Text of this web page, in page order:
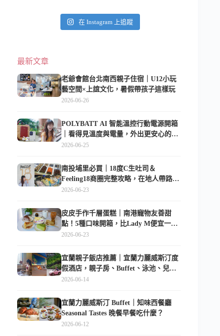
在 Instagram 上追蹤
最新文章
老爺會館台北南西親子住宿｜U12小玩
藝空間×上誼文化，暑假帶孩子這樣玩
2026-06-26
POLYBATT AI 智能溫控行動電源開箱
｜看得見溫度與電量，外出更安心的
10000mAh 行動電源
2026-06-25
南投埔里必買｜18度C生吐司＆
Feeling18商圈完整攻略，在地人帶路這
樣逛
2026-06-23
皮皮手作千層蛋糕｜南港寵物友善甜
點！5種口味開箱，比Lady M便宜一半
的台北隱藏版
2026-06-23
宜蘭親子飯店推薦｜宜蘭力麗威斯汀度
假酒店，親子房、Buffet、泳池、兒童
俱樂部超適合放電
2026-06-14
宜蘭力麗威斯汀 Buffet｜知味西餐廳
Seasonal Tastes 晚餐早餐吃什麼？
2026-06-12